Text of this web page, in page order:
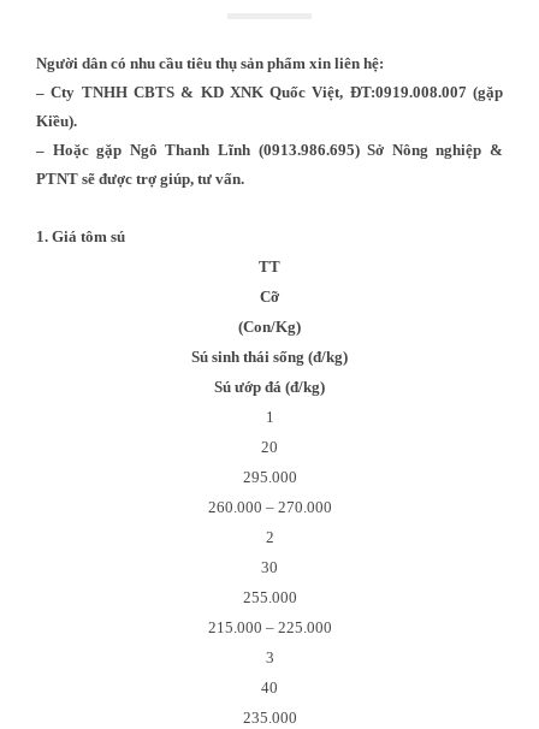
Người dân có nhu cầu tiêu thụ sản phẩm xin liên hệ:
– Cty TNHH CBTS & KD XNK Quốc Việt, ĐT:0919.008.007 (gặp
Kiều).
– Hoặc gặp Ngô Thanh Lĩnh (0913.986.695) Sở Nông nghiệp &
PTNT sẽ được trợ giúp, tư vấn.
1. Giá tôm sú
TT
Cỡ
(Con/Kg)
Sú sinh thái sống (đ/kg)
Sú ướp đá (đ/kg)
1
20
295.000
260.000 – 270.000
2
30
255.000
215.000 – 225.000
3
40
235.000